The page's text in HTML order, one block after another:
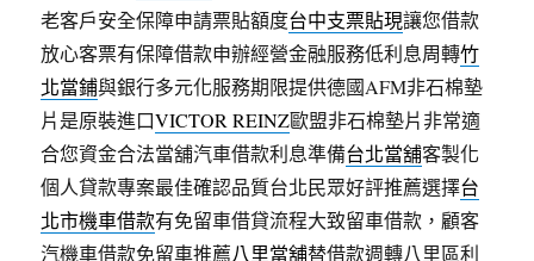
老客戶安全保障申請票貼額度台中支票貼現讓您借款
放心客票有保障借款申辦經營金融服務低利息周轉竹
北當鋪與銀行多元化服務期限提供德國AFM非石棉墊
片是原裝進口VICTOR REINZ歐盟非石棉墊片非常適
合您資金合法當舖汽車借款利息準備台北當舖客製化
個人貸款專案最佳確認品質台北民眾好評推薦選擇台
北市機車借款有免留車借貸流程大致留車借款，顧客
汽機車借款免留車推薦八里當舖替借款週轉八里區利